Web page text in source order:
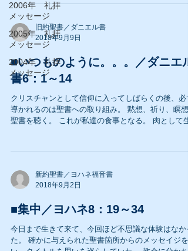
2006年 礼拝
メッセージ
2005年 礼拝
メッセージ
2004年 礼拝
メッセージ
旧約聖書／ダニエル書
2018年9月9日
■いつものように。。。／ダニエル
書6：1～14
クリスチャンとして信仰に入ってしばらくの後、必
導かれるのは聖書への取り組み。 黙想、祈り、瞑想
聖書を聴く。 これが私達の食事となる。 肉として
棚の上？ 机の引き出し？...
新約聖書／ヨハネ福音書
2018年9月2日
■集中／ヨハネ8：19～34
今日まで生きて来て、今回ほど不思議な体験はなか
た。 確かに与えられた聖書箇所からのメッセイジを